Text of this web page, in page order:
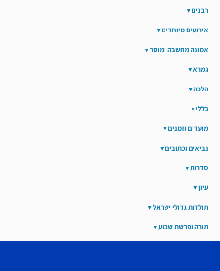
רבנים
אירועים מיוחדים
אמונה מחשבה ומוסר
גמרא
הלכה
כללי
מועדים וזמנים
נביאים וכתובים
סדרות
עיון
תולדות גדולי ישראל
תורה ופרשת שבוע